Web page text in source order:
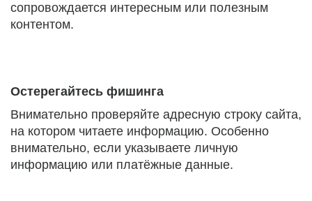
сопровождается интересным или полезным
контентом.
Остерегайтесь фишинга
Внимательно проверяйте адресную строку сайта,
на котором читаете информацию. Особенно
внимательно, если указываете личную
информацию или платёжные данные.